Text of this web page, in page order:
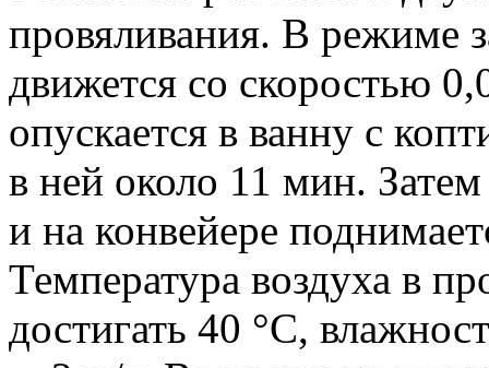
провяливания. В режиме
движется со скоростью
опускается в ванну с
в ней около 11 мин.
и на конвейере
Температура воздуха в
достигать 40 °С,